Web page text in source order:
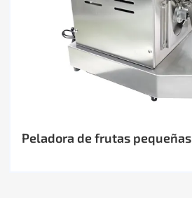
Peladora de frutas pequeñas